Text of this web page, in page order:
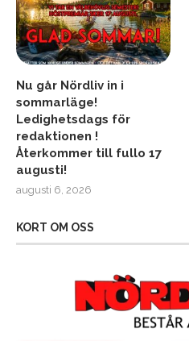
Nu går Nördliv in i
sommarläge!
Ledighetsdags för
redaktionen !
Återkommer till fullo 17
augusti!
augusti 6, 2026
KORT OM OSS